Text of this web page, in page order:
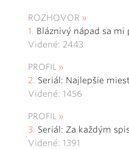
ROZHOVOR
Bláznivý nápad sa mi
Videné: 2443
PROFIL
Seriál: Najlepšie
Videné: 1456
PROFIL
Seriál: Za každým
Videné: 1391